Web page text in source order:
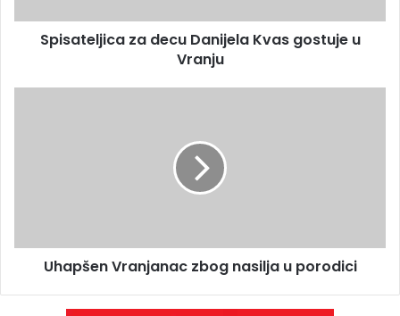
Spisateljica za decu Danijela Kvas gostuje u
Vranju
Uhapšen Vranjanac zbog nasilja u porodici